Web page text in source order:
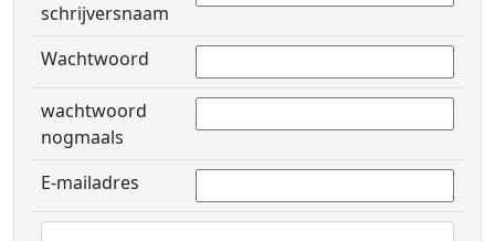
schrijversnaam
Wachtwoord
wachtwoord
nogmaals
E-mailadres